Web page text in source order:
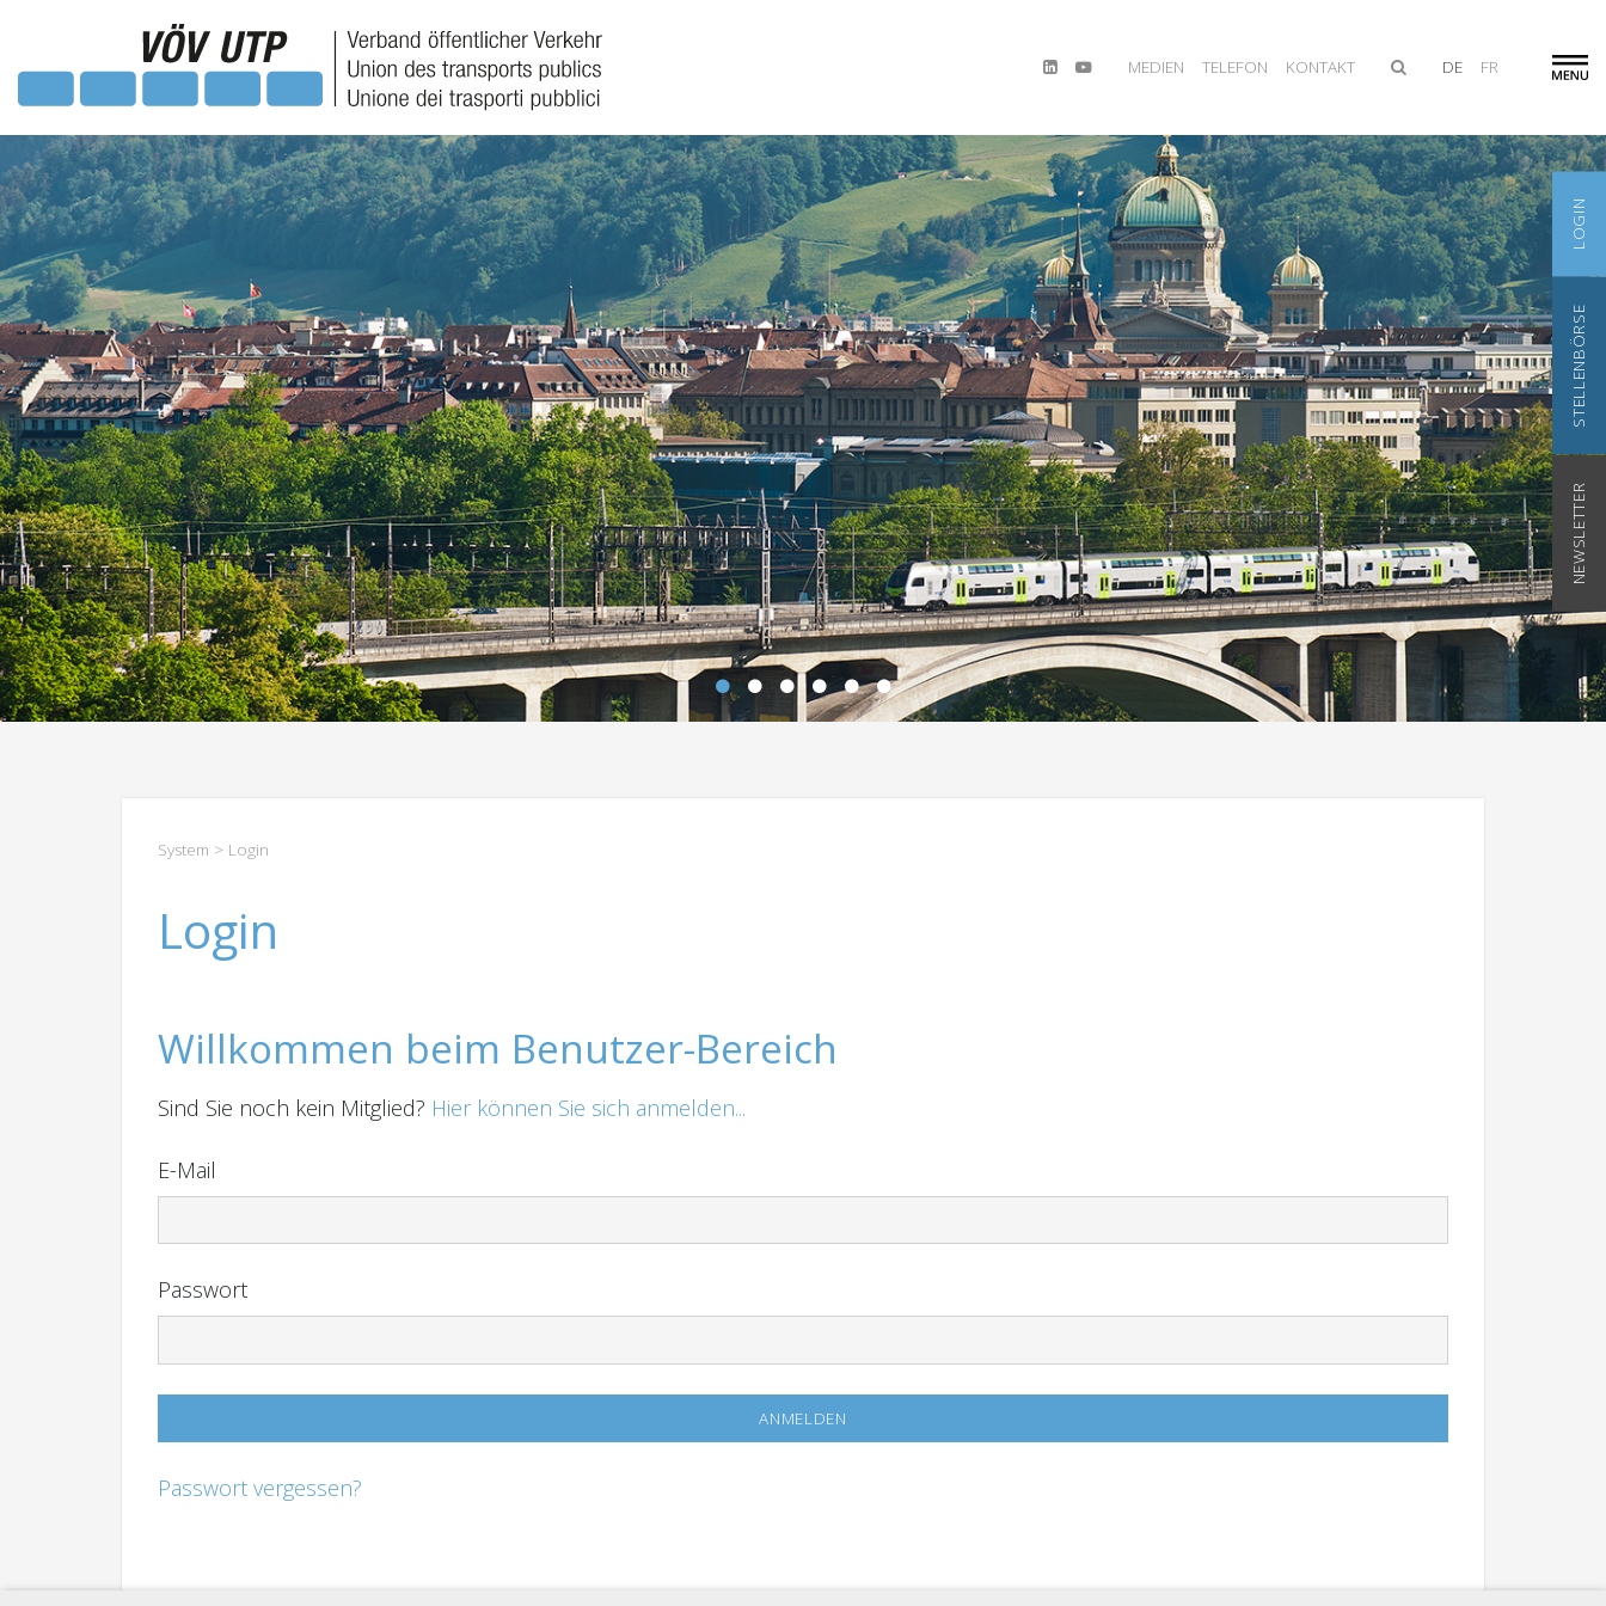
MEDIEN TELEFON KONTAKT DE FR
LOGIN
STELLENBÖRSE
NEWSLETTER
System > Login
Login
Willkommen beim Benutzer-Bereich
Sind Sie noch kein Mitglied? Hier können Sie sich anmelden...
E-Mail
Passwort
Passwort vergessen?